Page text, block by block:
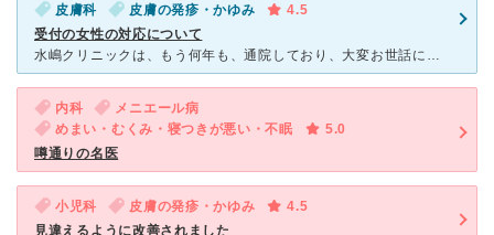
皮膚科 皮膚の発疹・かゆみ
4.5
受付の女性の対応について
水嶋クリニックは、もう何年も、通院しており、大変お世話になっております。病状も、波はありますが、漢方と塗り薬等で、良くなっています 先生も、とても信頼する立派な、先生です。看護師のかたも、親切で親身
内科
メニエール病
めまい・むくみ・寝つきが悪い・不眠
5.0
噂通りの名医
小児科 皮膚の発疹・かゆみ
4.5
見違えるように改善されました